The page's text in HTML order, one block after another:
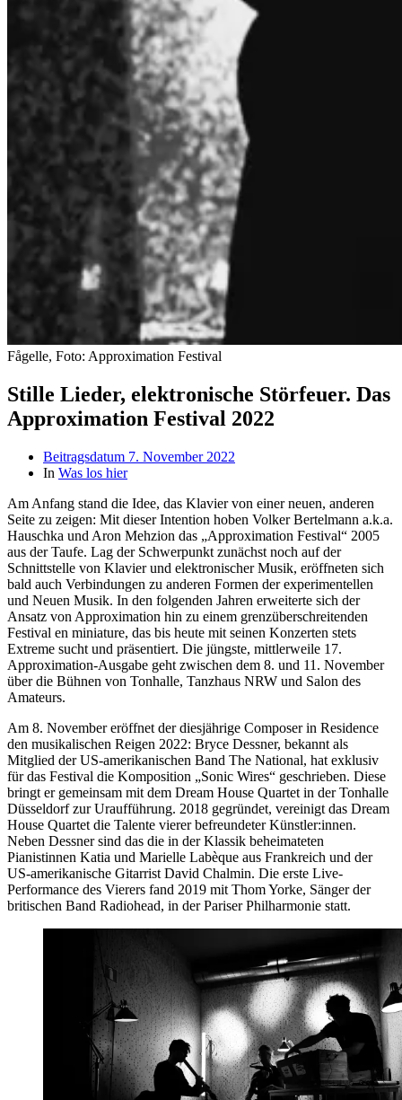
Fågelle, Foto: Approximation Festival
Stille Lieder, elektronische Störfeuer. Das
Approximation Festival 2022
Beitragsdatum 7. November 2022
In Was los hier
Am Anfang stand die Idee, das Klavier von einer neuen, anderen
Seite zu zeigen: Mit dieser Intention hoben Volker Bertelmann a.k.a.
Hauschka und Aron Mehzion das „Approximation Festival“ 2005
aus der Taufe. Lag der Schwerpunkt zunächst noch auf der
Schnittstelle von Klavier und elektronischer Musik, eröffneten sich
bald auch Verbindungen zu anderen Formen der experimentellen
und Neuen Musik. In den folgenden Jahren erweiterte sich der
Ansatz von Approximation hin zu einem grenzüberschreitenden
Festival en miniature, das bis heute mit seinen Konzerten stets
Extreme sucht und präsentiert. Die jüngste, mittlerweile 17.
Approximation-Ausgabe geht zwischen dem 8. und 11. November
über die Bühnen von Tonhalle, Tanzhaus NRW und Salon des
Amateurs.
Am 8. November eröffnet der diesjährige Composer in Residence
den musikalischen Reigen 2022: Bryce Dessner, bekannt als
Mitglied der US-amerikanischen Band The National, hat exklusiv
für das Festival die Komposition „Sonic Wires“ geschrieben. Diese
bringt er gemeinsam mit dem Dream House Quartet in der Tonhalle
Düsseldorf zur Uraufführung. 2018 gegründet, vereinigt das Dream
House Quartet die Talente vierer befreundeter Künstler:innen.
Neben Dessner sind das die in der Klassik beheimateten
Pianistinnen Katia und Marielle Labèque aus Frankreich und der
US-amerikanische Gitarrist David Chalmin. Die erste Live-
Performance des Vierers fand 2019 mit Thom Yorke, Sänger der
britischen Band Radiohead, in der Pariser Philharmonie statt.